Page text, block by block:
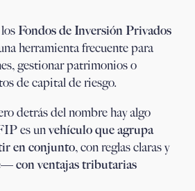
Fondos de Inversión Privados
herramienta frecuente para
gestionar patrimonios o
de capital de riesgo.
detrás del nombre hay algo
es unvehículo que agrupa
en conjunto, con reglas claras y
con ventajas tributarias